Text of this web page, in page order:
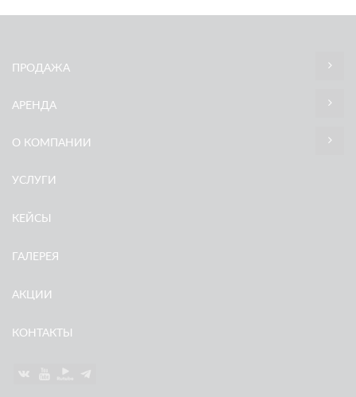
ПРОДАЖА
АРЕНДА
О КОМПАНИИ
УСЛУГИ
КЕЙСЫ
ГАЛЕРЕЯ
АКЦИИ
КОНТАКТЫ